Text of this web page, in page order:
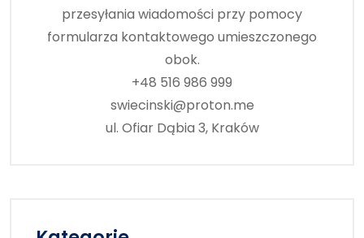
przesyłania wiadomości przy pomocy
formularza kontaktowego umieszczonego
obok.
+48 516 986 999
swiecinski@proton.me
ul. Ofiar Dąbia 3, Kraków